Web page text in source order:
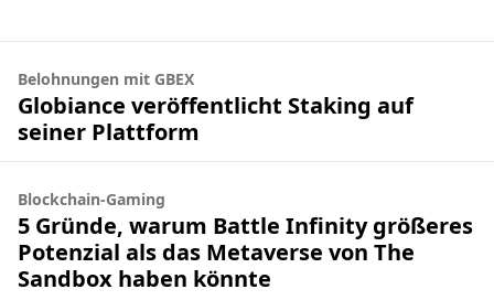
Belohnungen mit GBEX
Globiance veröffentlicht Staking auf
seiner Plattform
Blockchain-Gaming
5 Gründe, warum Battle Infinity größeres
Potenzial als das Metaverse von The
Sandbox haben könnte